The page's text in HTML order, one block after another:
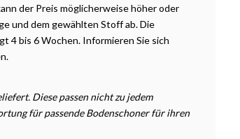
der Preis möglicherweise höher oder
und dem gewählten Stoff ab. Die
4 bis 6 Wochen. Informieren Sie sich
Diese passen nicht zu jedem
für passende Bodenschoner für ihren